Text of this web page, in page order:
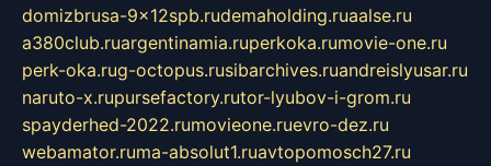
domizbrusa-9x12spb.rudemaholding.ruaalse.ru
a380club.ruargentinamia.ruperkoka.rumovie-one.ru
perk-oka.rug-octopus.rusibarchives.ruandreislyusar.ru
naruto-x.rupursefactory.rutor-lyubov-i-grom.ru
spayderhed-2022.rumovieone.ruevro-dez.ru
webamator.ruma-absolut1.ruavtopomosch27.ru